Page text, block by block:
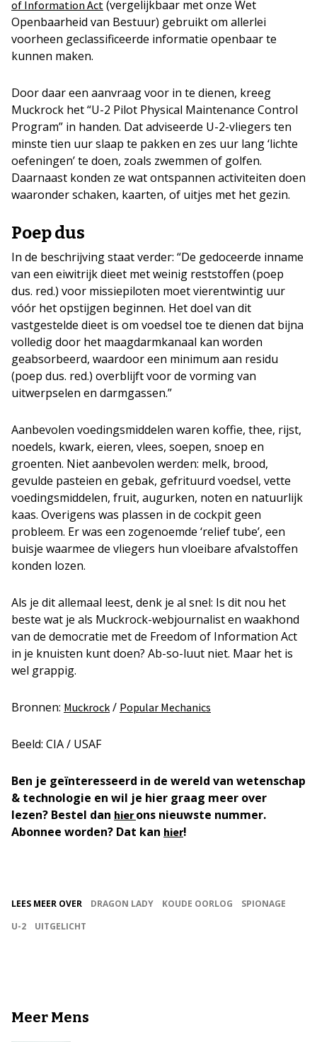
of Information Act (vergelijkbaar met onze Wet
Openbaarheid van Bestuur) gebruikt om allerlei
voorheen geclassificeerde informatie openbaar te
kunnen maken.
Door daar een aanvraag voor in te dienen, kreeg
Muckrock het “U-2 Pilot Physical Maintenance Control
Program” in handen. Dat adviseerde U-2-vliegers ten
minste tien uur slaap te pakken en zes uur lang ‘lichte
oefeningen’ te doen, zoals zwemmen of golfen.
Daarnaast konden ze wat ontspannen activiteiten doen
waaronder schaken, kaarten, of uitjes met het gezin.
Poep dus
In de beschrijving staat verder: “De gedoceerde inname
van een eiwitrijk dieet met weinig reststoffen (poep
dus. red.) voor missiepiloten moet vierentwintig uur
vóór het opstijgen beginnen. Het doel van dit
vastgestelde dieet is om voedsel toe te dienen dat bijna
volledig door het maagdarmkanaal kan worden
geabsorbeerd, waardoor een minimum aan residu
(poep dus. red.) overblijft voor de vorming van
uitwerpselen en darmgassen.”
Aanbevolen voedingsmiddelen waren koffie, thee, rijst,
noedels, kwark, eieren, vlees, soepen, snoep en
groenten. Niet aanbevolen werden: melk, brood,
gevulde pasteien en gebak, gefrituurd voedsel, vette
voedingsmiddelen, fruit, augurken, noten en natuurlijk
kaas. Overigens was plassen in de cockpit geen
probleem. Er was een zogenoemde ‘relief tube’, een
buisje waarmee de vliegers hun vloeibare afvalstoffen
konden lozen.
Als je dit allemaal leest, denk je al snel: Is dit nou het
beste wat je als Muckrock-webjournalist en waakhond
van de democratie met de Freedom of Information Act
in je knuisten kunt doen? Ab-so-luut niet. Maar het is
wel grappig.
Bronnen: Muckrock / Popular Mechanics
Beeld: CIA / USAF
Ben je geïnteresseerd in de wereld van wetenschap
& technologie en wil je hier graag meer over
lezen? Bestel dan hierons nieuwste nummer.
Abonnee worden? Dat kan hier!
LEES MEER OVER DRAGON LADY KOUDE OORLOG
SPIONAGE
U-2
UITGELICHT
Meer Mens